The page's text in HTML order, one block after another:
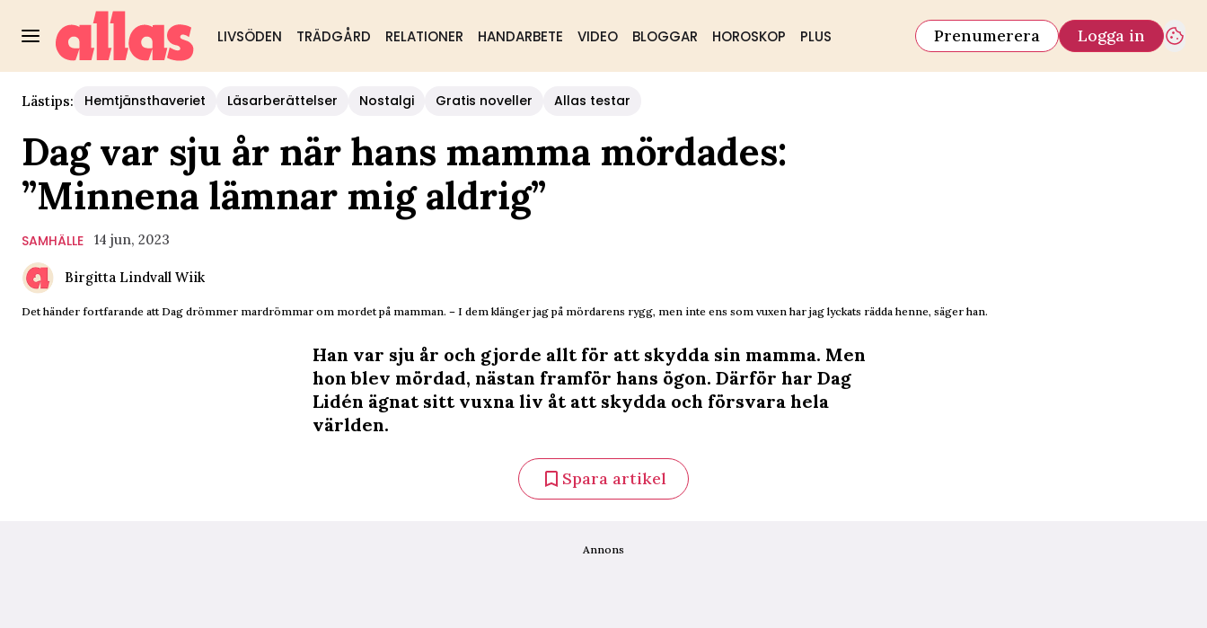
LIVSÖDEN TRÄDGÅRD RELATIONER HANDARBETE VIDEO BLOGGAR HOROSKOP PLUS Prenumerera Logga in
Lästips: Hemtjänsthaveriet Läsarberättelser Nostalgi Gratis noveller Allas testar
Dag var sju år när hans mamma mördades:
”Minnena lämnar mig aldrig”
SAMHÄLLE 14 jun, 2023
Birgitta Lindvall Wiik
Det händer fortfarande att Dag drömmer mardrömmar om mordet på mamman. – I dem klänger jag på mördarens rygg, men inte ens som vuxen har jag lyckats rädda henne, säger han.
Han var sju år och gjorde allt för att skydda sin mamma. Men
hon blev mördad, nästan framför hans ögon. Därför har Dag
Lidén ägnat sitt vuxna liv åt att skydda och försvara hela
världen.
Spara artikel
Annons